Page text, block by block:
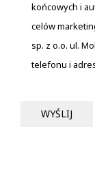
końcowych i
celów
sp. z o.o. ul.
telefonu i